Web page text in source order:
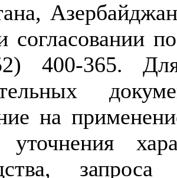
согласовании
400-365.
на
уточнения